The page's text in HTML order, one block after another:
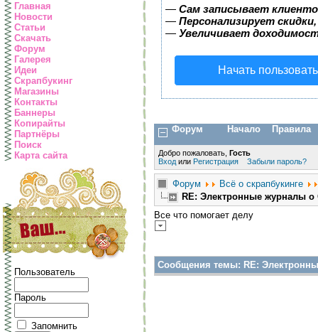
Главная
Новости
Статьи
Скачать
Форум
Галерея
Идеи
Скрапбукинг
Магазины
Контакты
Баннеры
Копирайты
Партнёры
Поиск
Карта сайта
Пользователь
Пароль
Запомнить
— Сам записывает
— Персонализирует
— Увеличивает
Начать
Форум Начало Правила
Добро пожаловать, Гость
Вход или Регистрация Забыли пароль?
Форум
Всё о скрапбукинге
RE: Электронные журналы о
Все что помогает делу
Сообщения темы: RE: